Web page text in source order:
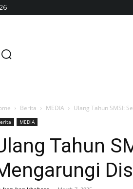
Berita MEDIA Ulang Tahun SMSI:
MEDIA
Tahun